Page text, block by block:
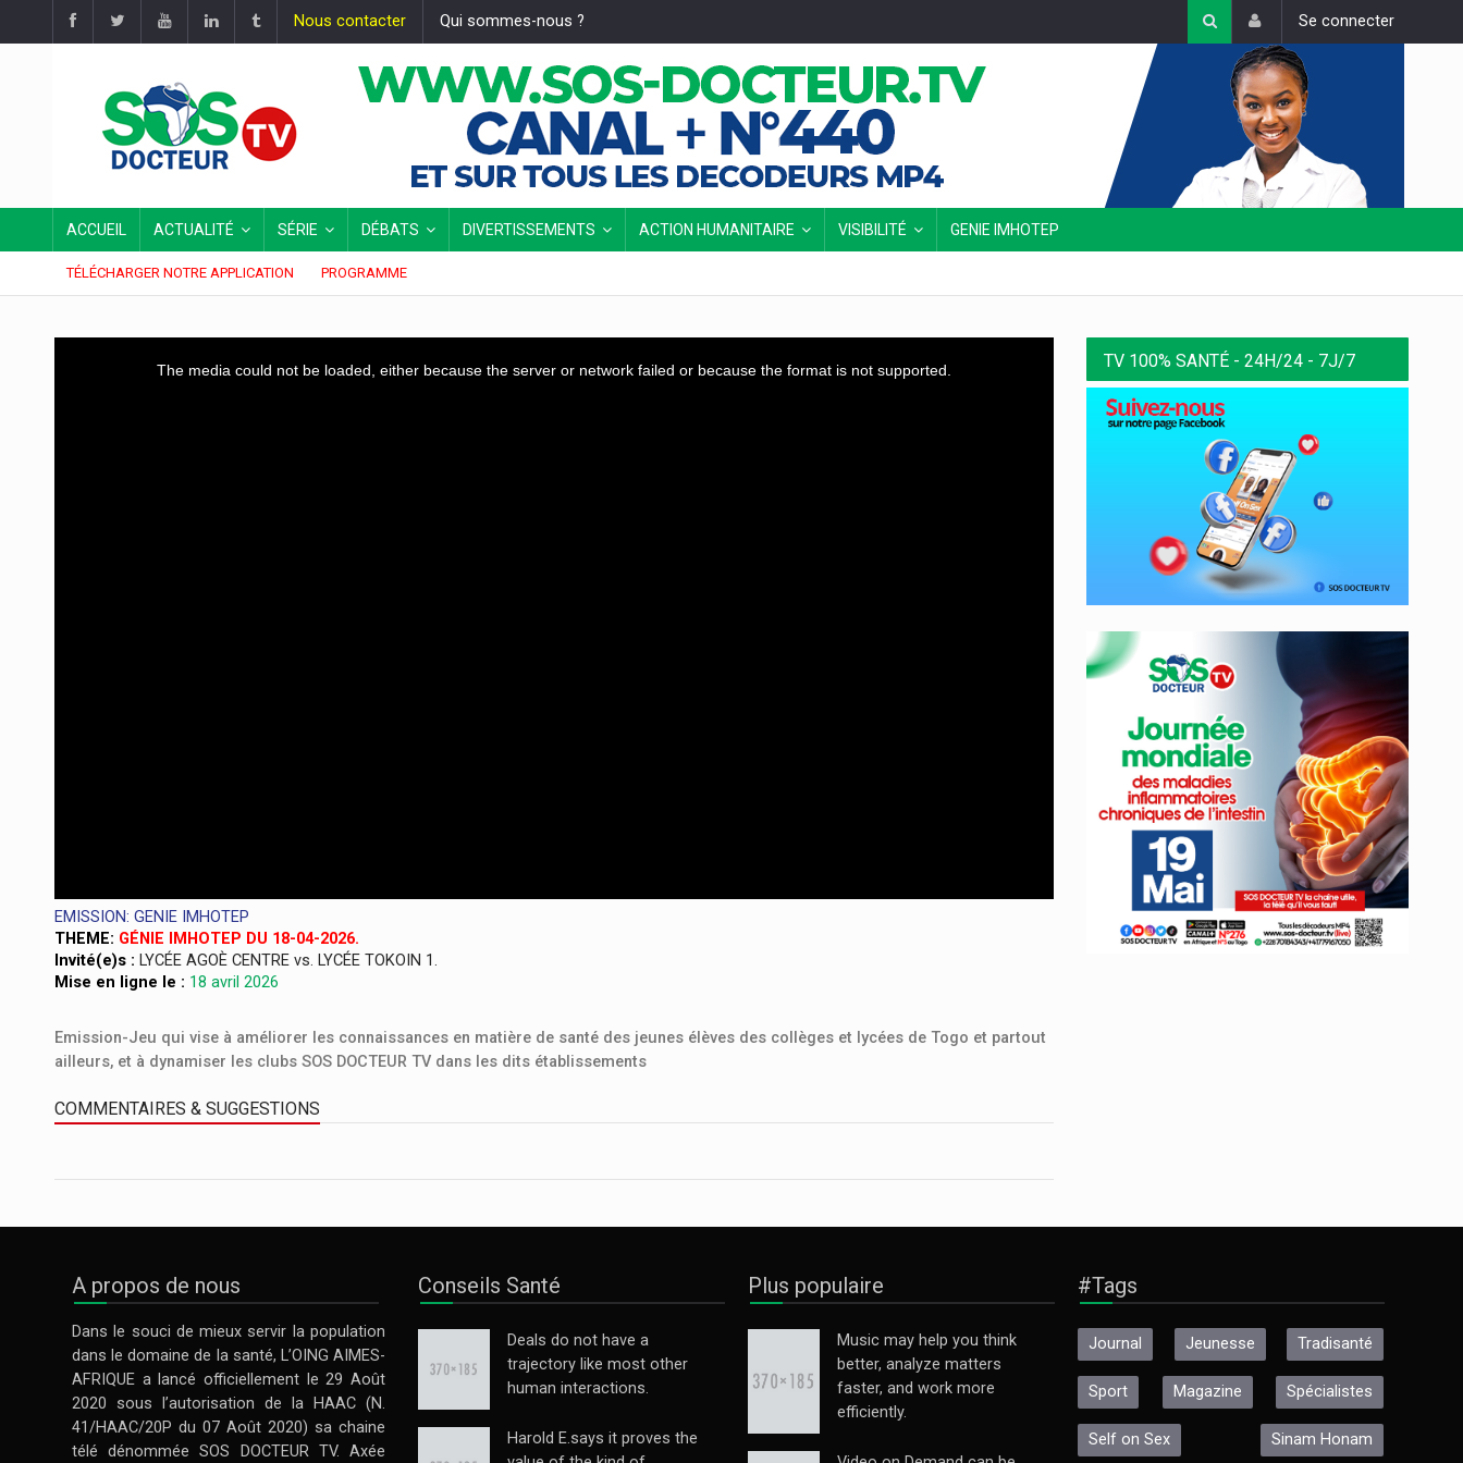
Nous contacter Qui sommes-nous ? Se connecter
ACCUEIL ACTUALITÉ SÉRIE DÉBATS DIVERTISSEMENTS ACTION HUMANITAIRE VISIBILITÉ GENIE IMHOTEP
TÉLÉCHARGER NOTRE APPLICATION PROGRAMME
The media could not be loaded, either because the server or network failed or because the format is not supported.
EMISSION: GENIE IMHOTEP
THEME: GÉNIE IMHOTEP DU 18-04-2026.
Invité(e)s : LYCÉE AGOÈ CENTRE vs. LYCÉE TOKOIN 1.
Mise en ligne le : 18 avril 2026
Emission-Jeu qui vise à améliorer les connaissances en matière de santé des jeunes élèves des collèges et lycées de Togo et partout
ailleurs, et à dynamiser les clubs SOS DOCTEUR TV dans les dits établissements
COMMENTAIRES & SUGGESTIONS
TV 100% SANTÉ - 24H/24 - 7J/7
A propos de nous
Dans le souci de mieux servir la population
dans le domaine de la santé, L’OING AIMES-
AFRIQUE a lancé officiellement le 29 Août
2020 sous l’autorisation de la HAAC (N.
41/HAAC/20P du 07 Août 2020) sa chaine
télé dénommée SOS DOCTEUR TV. Axée
Conseils Santé
Deals do not have a
trajectory like most other
human interactions.
Harold E.says it proves the
Plus populaire
Music may help you think
better, analyze matters
faster, and work more
efficiently.
#Tags
Journal Jeunesse Tradisanté
Sport Magazine Spécialistes
Self on Sex Sinam Honam